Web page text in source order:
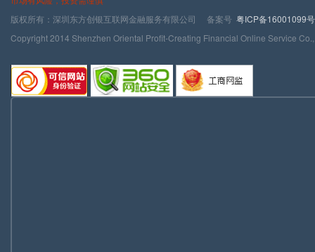
版权所有：深圳东方创银互联网金融服务有限公司 备案号 粤ICP备16001099
Copyright 2014 Shenzhen Oriental Profit-Creating Financial Online Service